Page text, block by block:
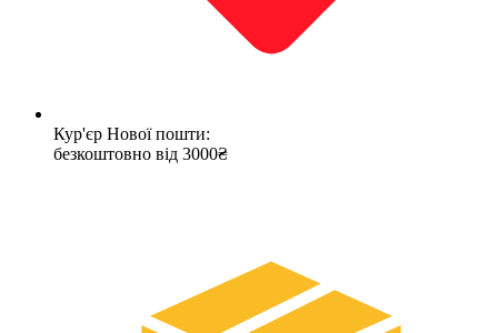
Кур'єр Нової пошти:
безкоштовно від 3000₴